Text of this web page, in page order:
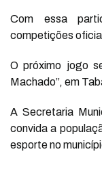
Com essa
competições
O próximo jogo
Machado”, em
A Secretaria
convida a
esporte no